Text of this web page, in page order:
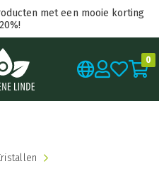
met een mooie korting
0